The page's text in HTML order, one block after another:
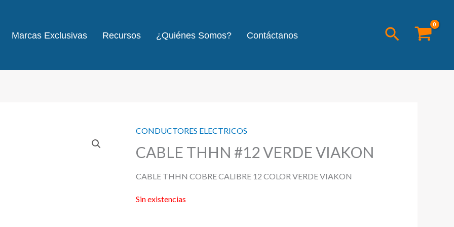
Marcas Exclusivas Recursos ¿Quiénes Somos? Contáctanos Buscar
CONDUCTORES ELECTRICOS
CABLE THHN #12 VERDE VIAKON
CABLE THHN COBRE CALIBRE 12 COLOR VERDE VIAKON
Sin existencias